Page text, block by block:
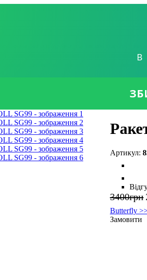
3400грн
Butterfly
Замовити